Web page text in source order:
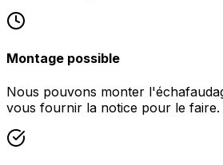
Montage possible
Nous pouvons monter
vous fournir la notice pour le faire.